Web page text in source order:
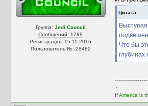
Группа: Jedi Council
Сообщений: 1789
Регистрация: 15.11.2016
Пользователь №: 28482
Цитата
Что бы
~
If America is